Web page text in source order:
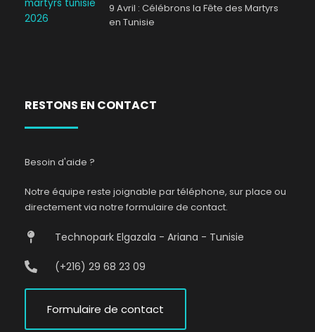
9 Avril : Célébrons la Fête des Martyrs
en Tunisie
RESTONS EN CONTACT
Besoin d'aide ?
Notre équipe reste joignable par téléphone, sur place ou
directement via notre formulaire de contact.
Technopark Elgazala - Ariana - Tunisie
(+216) 29 68 23 09
Formulaire de contact